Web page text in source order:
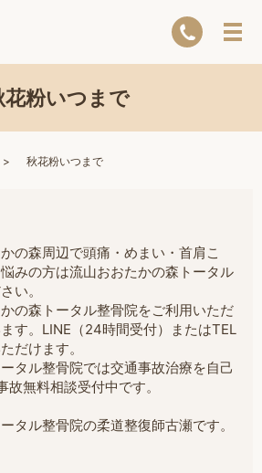
花粉いつまで
秋花粉いつまで
の森周辺で頭痛・めまい・首肩こ
みの方は流山おおたかの森トータル
い。
の森トータル整骨院をご利用いただ
す。LINE（24時間受付）またはTEL
だけます。
タル整骨院では交通事故治療を自己
無料相談受付中です。
タル整骨院の柔道整復師古瀬です。